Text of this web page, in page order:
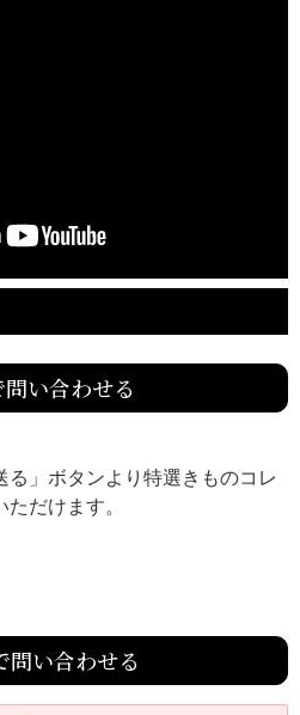
い合わせる
」ボタンより特選きものコレ
だけます。
問い合わせる